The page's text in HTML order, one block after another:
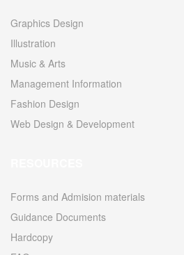
Graphics Design
Illustration
Music & Arts
Management Information
Fashion Design
Web Design & Development
Forms and Admision materials
Guidance Documents
Hardcopy